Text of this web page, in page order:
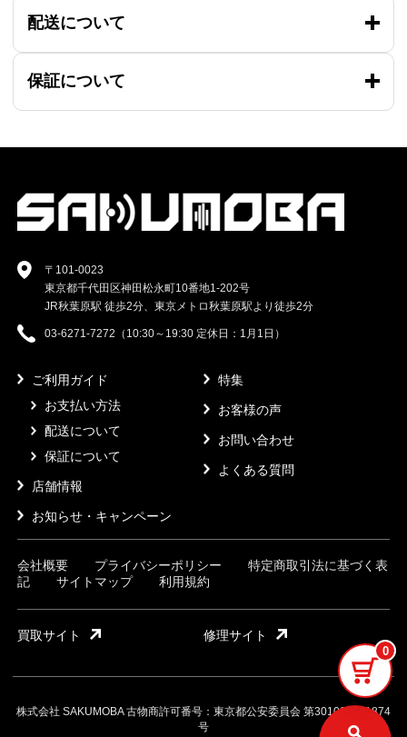
0
配送について
保証について
〒101-0023
東京都千代田区神田松永町10番地1-202号
JR秋葉原駅 徒歩2分、東京メトロ秋葉原駅より徒歩2分
03-6271-7272（10:30～19:30 定休日：1月1日）
ご利用ガイド
お支払い方法
配送について
保証について
店舗情報
お知らせ・キャンペーン
特集
お客様の声
お問い合わせ
よくある質問
会社概要 プライバシーポリシー
特定商取引法に基づく表
記
サイトマップ 利用規約
買取サイト 修理サイト
株式会社 SAKUMOBA 古物商許可番号：東京都公安委員会 第301032121874
号